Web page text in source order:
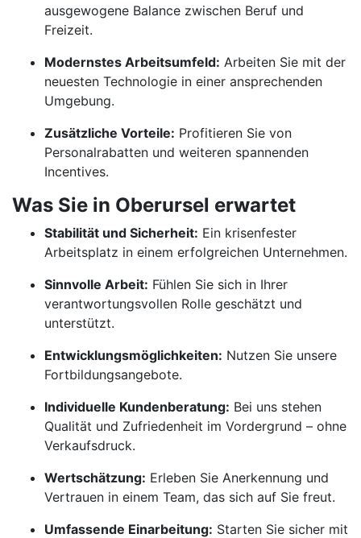
ausgewogene Balance zwischen Beruf und
Freizeit.
Modernstes Arbeitsumfeld: Arbeiten Sie mit der
neuesten Technologie in einer ansprechenden
Umgebung.
Zusätzliche Vorteile: Profitieren Sie von
Personalrabatten und weiteren spannenden
Incentives.
Was Sie in Oberursel erwartet
Stabilität und Sicherheit: Ein krisenfester
Arbeitsplatz in einem erfolgreichen Unternehmen.
Sinnvolle Arbeit: Fühlen Sie sich in Ihrer
verantwortungsvollen Rolle geschätzt und
unterstützt.
Entwicklungsmöglichkeiten: Nutzen Sie unsere
Fortbildungsangebote.
Individuelle Kundenberatung: Bei uns stehen
Qualität und Zufriedenheit im Vordergrund – ohne
Verkaufsdruck.
Wertschätzung: Erleben Sie Anerkennung und
Vertrauen in einem Team, das sich auf Sie freut.
Umfassende Einarbeitung: Starten Sie sicher mit